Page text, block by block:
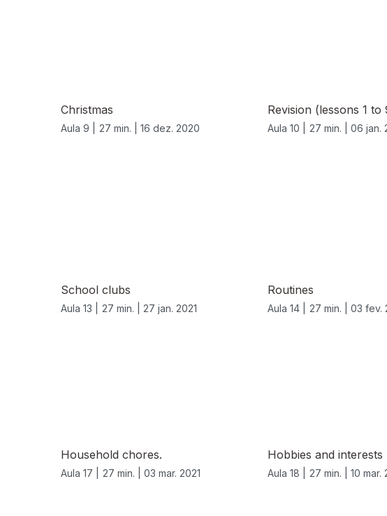
Christmas
Aula 9 | 27 min. | 16 dez. 2020
Revision (lessons 1 to
Aula 10 | 27 min. | 06 jan.
School clubs
Aula 13 | 27 min. | 27 jan. 2021
Routines
Aula 14 | 27 min. | 03 fev.
Household chores.
Aula 17 | 27 min. | 03 mar. 2021
Hobbies and interests
Aula 18 | 27 min. | 10 mar.